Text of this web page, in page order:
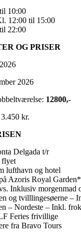
10:00
12:00 til 15:00
22:00
OG PRISER
2026
12800,-
kr.
Delgada t/r
flyet
lufthavn og hotel
Azoris Royal
Inklusiv morgenmad
og tvilllingesøerne –
– Nordeste – Inkl.
Feries frivillige
fra Bravo Tours